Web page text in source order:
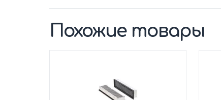
Похожие товары